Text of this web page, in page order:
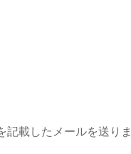
記載したメールを送りま